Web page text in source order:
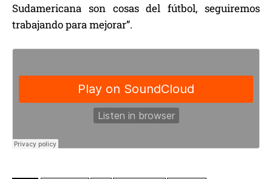
Sudamericana son cosas del fútbol, seguiremos
trabajando para mejorar”.